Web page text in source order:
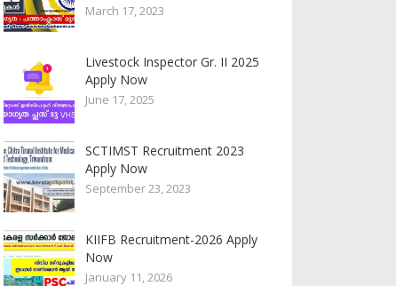
March 17, 2023
Livestock Inspector Gr. II 2025
Apply Now
June 17, 2025
SCTIMST Recruitment 2023
Apply Now
September 23, 2023
KIIFB Recruitment-2026 Apply
Now
January 11, 2026